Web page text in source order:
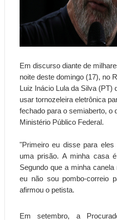
Em discurso diante de
noite deste domingo (17), no
Luiz Inácio Lula da Silva (PT)
usar tornozeleira eletrônica
fechado para o semiaberto, o
Ministério Público Federal.
"Primeiro eu disse para
uma prisão. A minha casa
Segundo que a minha
eu não sou pombo-correio
afirmou o petista.
Em setembro, a